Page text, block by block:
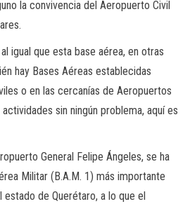
la convivencia del Aeropuerto Civil
igual que esta base aérea, en otras
hay Bases Aéreas establecidas
o en las cercanías de Aeropuertos
sin ningún problema, aquí es
General Felipe Ángeles, se ha
Militar (B.A.M. 1) más importante
de Querétaro, a lo que el